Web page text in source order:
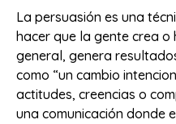
La persuasión es una
hacer que la gente crea
general, genera
como “un cambio
actitudes, creencias o
una comunicación donde